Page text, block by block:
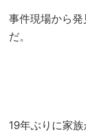
事件現場から
だ。
19年ぶりに家